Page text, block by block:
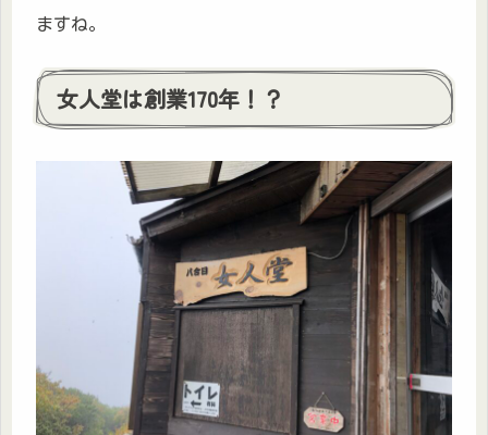
ますね。
女人堂は創業170年！？